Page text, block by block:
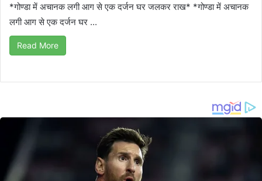
*गोण्डा में अचानक लगी आग से एक दर्जन घर जलकर राख* *गोण्डा में अचानक
लगी आग से एक दर्जन घर ...
Read More